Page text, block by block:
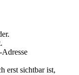
erst sichtbar ist,